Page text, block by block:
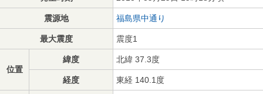
震源地 福島県中通り
最大震度 震度1
位置
緯度 北緯 37.3度
経度 東経 140.1度